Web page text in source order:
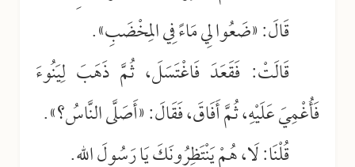
قَالَ: «ضَعُوا لِي مَاءً فِي المِخْضَبِ».
قَالَتْ: فَقَعَدَ فَاغْتَسَلَ، ثُمَّ ذَهَبَ لِيَنُوءَ
فَأُغْمِيَ عَلَيْهِ، ثُمَّ أَفَاقَ، فَقَالَ: «أَصَلَّى النَّاسُ؟».
قُلْنَا: لَا، هُمْ يَنْتَظِرُونَكَ يَا رَسُولَ اللهِ.